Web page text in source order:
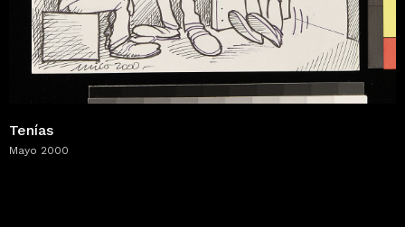
Tenías
Mayo 2000